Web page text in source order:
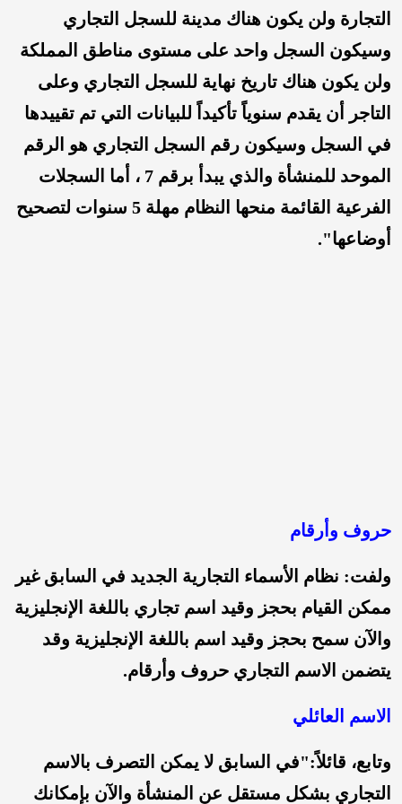
التجارة ولن يكون هناك مدينة للسجل التجاري
وسيكون السجل واحد على مستوى مناطق المملكة
ولن يكون هناك تاريخ نهاية للسجل التجاري وعلى
التاجر أن يقدم سنوياً تأكيداً للبيانات التي تم تقييدها
في السجل وسيكون رقم السجل التجاري هو الرقم
الموحد للمنشأة والذي يبدأ برقم 7 ، أما السجلات
الفرعية القائمة منحها النظام مهلة 5 سنوات لتصحيح
أوضاعها".
حروف وأرقام
ولفت: نظام الأسماء التجارية الجديد في السابق غير
ممكن القيام بحجز وقيد اسم تجاري باللغة الإنجليزية
والآن سمح بحجز وقيد اسم باللغة الإنجليزية وقد
يتضمن الاسم التجاري حروف وأرقام.
الاسم العائلي
وتابع، قائلاً:"في السابق لا يمكن التصرف بالاسم
التجاري بشكل مستقل عن المنشأة والآن بإمكانك